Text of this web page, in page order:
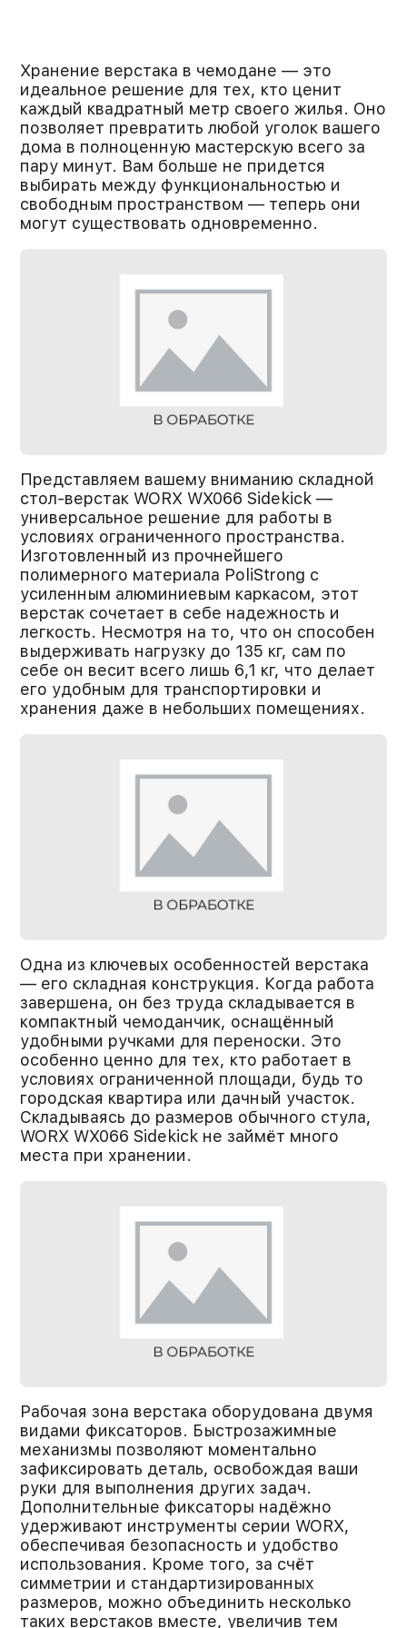
Хранение верстака в чемодане — это
идеальное решение для тех, кто ценит
каждый квадратный метр своего жилья. Оно
позволяет превратить любой уголок вашего
дома в полноценную мастерскую всего за
пару минут. Вам больше не придется
выбирать между функциональностью и
свободным пространством — теперь они
могут существовать одновременно.
Представляем вашему вниманию складной
стол-верстак WORX WX066 Sidekick —
универсальное решение для работы в
условиях ограниченного пространства.
Изготовленный из прочнейшего
полимерного материала PoliStrong с
усиленным алюминиевым каркасом, этот
верстак сочетает в себе надежность и
легкость. Несмотря на то, что он способен
выдерживать нагрузку до 135 кг, сам по
себе он весит всего лишь 6,1 кг, что делает
его удобным для транспортировки и
хранения даже в небольших помещениях.
Одна из ключевых особенностей верстака
— его складная конструкция. Когда работа
завершена, он без труда складывается в
компактный чемоданчик, оснащённый
удобными ручками для переноски. Это
особенно ценно для тех, кто работает в
условиях ограниченной площади, будь то
городская квартира или дачный участок.
Складываясь до размеров обычного стула,
WORX WX066 Sidekick не займёт много
места при хранении.
Рабочая зона верстака оборудована двумя
видами фиксаторов. Быстрозажимные
механизмы позволяют моментально
зафиксировать деталь, освобождая ваши
руки для выполнения других задач.
Дополнительные фиксаторы надёжно
удерживают инструменты серии WORX,
обеспечивая безопасность и удобство
использования. Кроме того, за счёт
симметрии и стандартизированных
размеров, можно объединить несколько
таких верстаков вместе, увеличив тем